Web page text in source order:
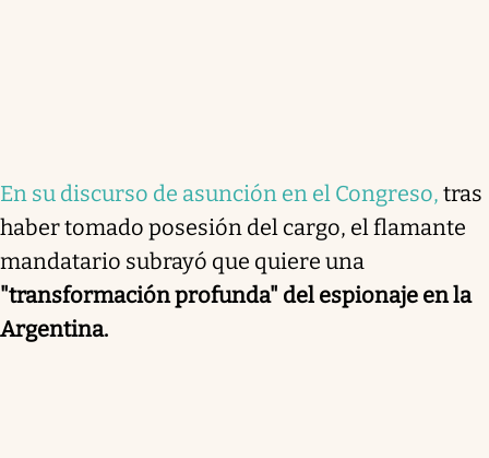
En su discurso de asunción en el Congreso, tras
haber tomado posesión del cargo, el flamante
mandatario subrayó que quiere una
"transformación profunda" del espionaje en la
Argentina.